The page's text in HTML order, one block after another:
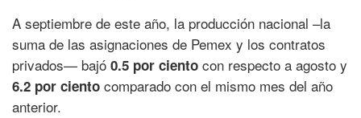
A septiembre de este año, la producción nacional –la
suma de las asignaciones de Pemex y los contratos
privados— bajó 0.5 por ciento con respecto a agosto y
6.2 por ciento comparado con el mismo mes del año
anterior.